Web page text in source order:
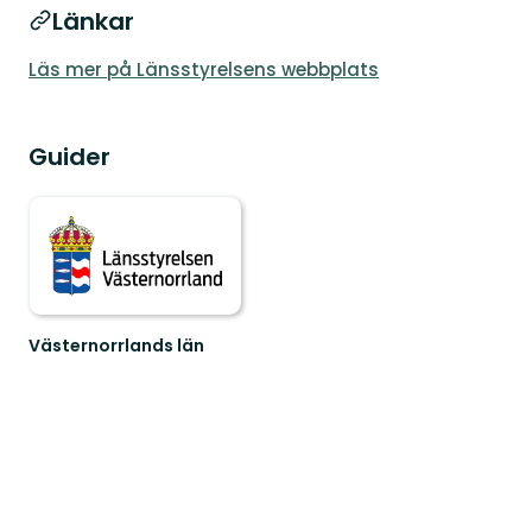
Länkar
Läs mer på Länsstyrelsens webbplats
Guider
Västernorrlands län